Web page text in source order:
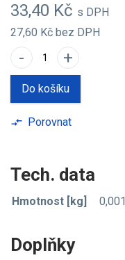
33,40 Kč s DPH
27,60 Kč bez DPH
- +
Do košíku
compare_arrows Porovnat
Tech. data
Hmotnost [kg] 0,001
Doplňky